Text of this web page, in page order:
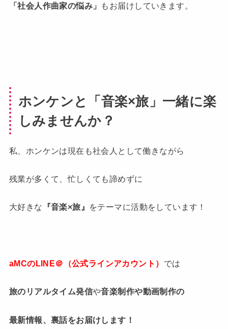
「社会人作曲家の悩み」 もお届けしていきます。
ホンケンと「音楽×旅」一緒に楽
しみませんか？
私、ホンケンは現在も社会人として働きながら
残業が多くて、忙しくても諦めずに
大好きな 『音楽×旅』 をテーマに活動をしています！
aMCのLINE＠（公式ラインアカウント） では
旅のリアルタイム発信や音楽制作や動画制作の
最新情報、裏話をお届けします！